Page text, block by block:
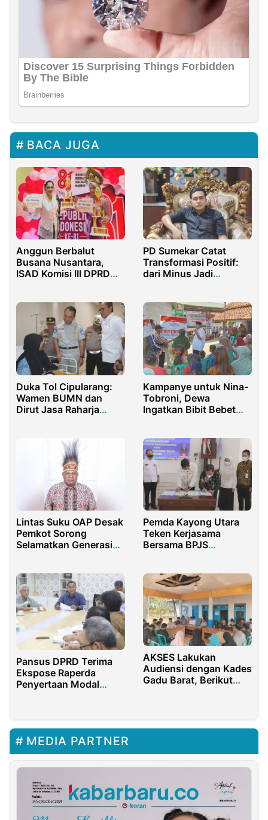
BACA JUGA
Anggun Berbalut
Busana Nusantara,
ISAD Komisi III DPRD
PD Sumekar Catat
Transformasi Positif:
dari Minus Jadi
Duka Tol Cipularang:
Wamen BUMN dan
Dirut Jasa Raharja
Kampanye untuk Nina-
Tobroni, Dewa
Ingatkan Bibit Bebet
Lintas Suku OAP Desak
Pemkot Sorong
Selamatkan Generasi
Pemda Kayong Utara
Teken Kerjasama
Bersama BPJS
Pansus DPRD Terima
Ekspose Raperda
Penyertaan Modal
AKSES Lakukan
Audiensi dengan Kades
Gadu Barat, Berikut
MEDIA PARTNER